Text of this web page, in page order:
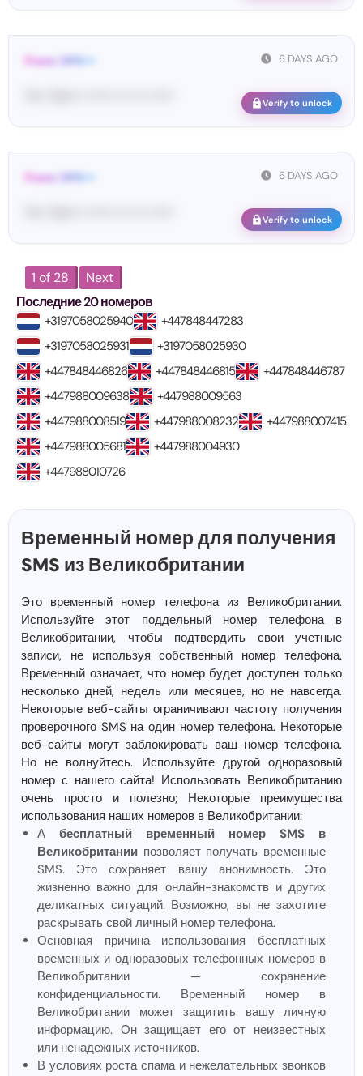
6 DAYS AGO
From: OPE•••
Verify to unlock
6 DAYS AGO
From: OPE•••
Verify to unlock
1 of 28
Next
Последние 20 номеров
+3197058025940
+447848447283
+3197058025931
+3197058025930
+447848446826
+447848446815
+447848446787
+447988009638
+447988009563
+447988008519
+447988008232
+447988007415
+447988005681
+447988004930
+447988010726
Временный номер для получения
SMS из Великобритании
Это временный номер телефона из Великобритании.
Используйте этот поддельный номер телефона в
Великобритании, чтобы подтвердить свои учетные
записи, не используя собственный номер телефона.
Временный означает, что номер будет доступен только
несколько дней, недель или месяцев, но не навсегда.
Некоторые веб-сайты ограничивают частоту получения
проверочного SMS на один номер телефона. Некоторые
веб-сайты могут заблокировать ваш номер телефона.
Но не волнуйтесь. Используйте другой одноразовый
номер с нашего сайта! Использовать Великобританию
очень просто и полезно; Некоторые преимущества
использования наших номеров в Великобритании:
А бесплатный временный номер SMS в
Великобритании позволяет получать временные
SMS. Это сохраняет вашу анонимность. Это
жизненно важно для онлайн-знакомств и других
деликатных ситуаций. Возможно, вы не захотите
раскрывать свой личный номер телефона.
Основная причина использования бесплатных
временных и одноразовых телефонных номеров в
Великобритании — сохранение
конфиденциальности. Временный номер в
Великобритании может защитить вашу личную
информацию. Он защищает его от неизвестных
или ненадежных источников.
В условиях роста спама и нежелательных звонков